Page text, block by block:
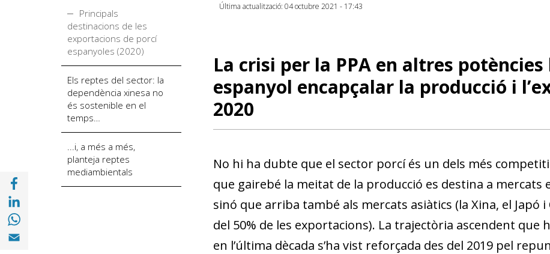
Compartir a Facebook (opens in a new window)
Compartir a with Linkedin (opens in a new window)
Compartir a with Whatsapp (opens in a new window)
Compartir a Email (opens in a new window)
Principals
destinacions de les
exportacions de porcí
espanyoles (2020)
Els reptes del sector: la
dependència xinesa no
és sostenible en el
temps…
...i, a més a més,
planteja reptes
mediambientals
Última actualització: 04 octubre 2021 - 17:43
La crisi per la PPA en altres
espanyol encapçalar la producció i
2020
No hi ha dubte que el sector porcí és un dels més
que gairebé la meitat de la producció es destina a mercats
sinó que arriba també als mercats asiàtics (la Xina, el Japó
del 50% de les exportacions). La trajectòria ascendent que
en l’última dècada s’ha vist reforçada des del 2019 pel